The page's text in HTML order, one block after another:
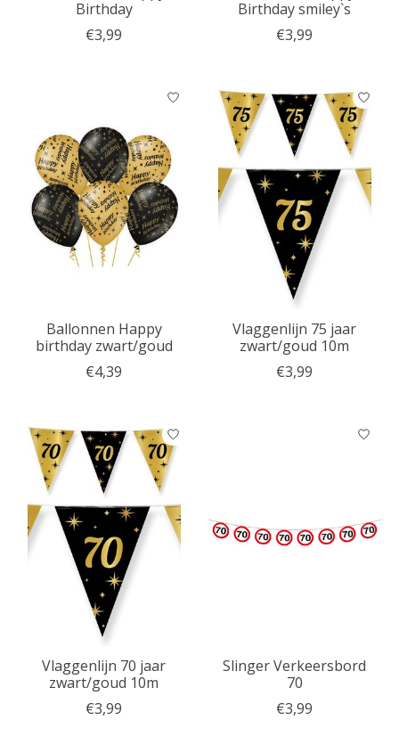
Birthday
€3,99
Birthday smiley`s
€3,99
Ballonnen Happy
birthday zwart/goud
€4,39
Vlaggenlijn 75 jaar
zwart/goud 10m
€3,99
Vlaggenlijn 70 jaar
zwart/goud 10m
€3,99
Slinger Verkeersbord
70
€3,99